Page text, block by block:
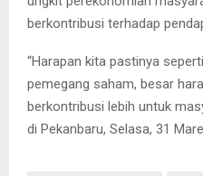
berkontribusi terhadap
“Harapan kita pastinya
pemegang saham, besar
berkontribusi lebih untuk
di Pekanbaru, Selasa, 31